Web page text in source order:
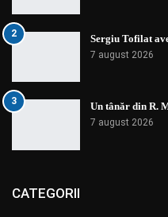
2 Sergiu Tofilat
7 august 2026
3 Un tânăr din R.
7 august 2026
CATEGORII